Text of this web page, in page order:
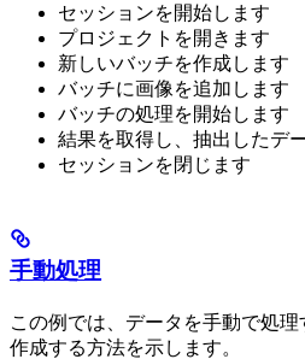
セッションを開始します
プロジェクトを開きます
新しいバッチを作成します
バッチに画像を追加します
バッチの処理を開始します
結果を取得し、抽出したデ
セッションを閉じます
手動処理
この例では、データを手動で処
作成する方法を示します。